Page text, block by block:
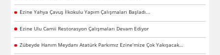
Ezine Yahya Çavuş İlkokulu Yapım Çalışmaları Başladı...
Ezine Ulu Camii Restorasyon Çalışmaları Devam Ediyor
Zübeyde Hanım Meydanı Atatürk Parkımız Ezine’mize Çok Yakışacak…